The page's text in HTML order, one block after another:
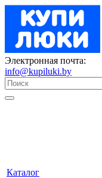
Электронная почта:
info@kupiluki.by
Каталог